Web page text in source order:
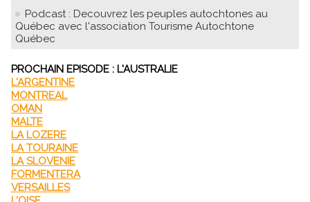
Podcast : Decouvrez les peuples autochtones au
Québec avec l'association Tourisme Autochtone
Québec
PROCHAIN EPISODE : L'AUSTRALIE
L'ARGENTINE
MONTREAL
OMAN
MALTE
LA LOZERE
LA TOURAINE
LA SLOVENIE
FORMENTERA
VERSAILLES